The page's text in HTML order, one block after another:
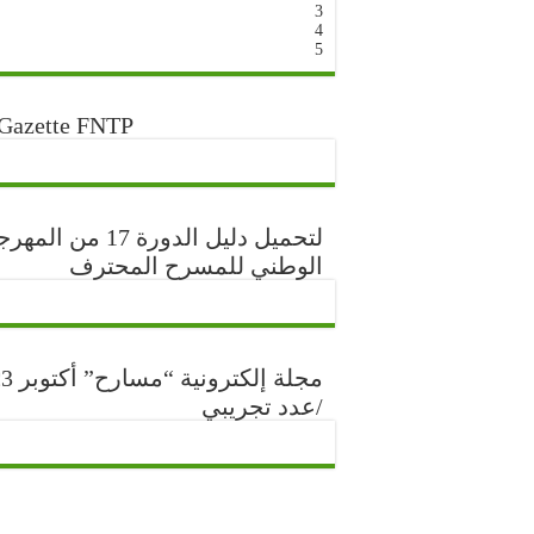
3
4
5
FNTP
لتحميل دليل الدورة 17 من
الوطني للمسرح المحترف
مجلة
/عدد تجريبي